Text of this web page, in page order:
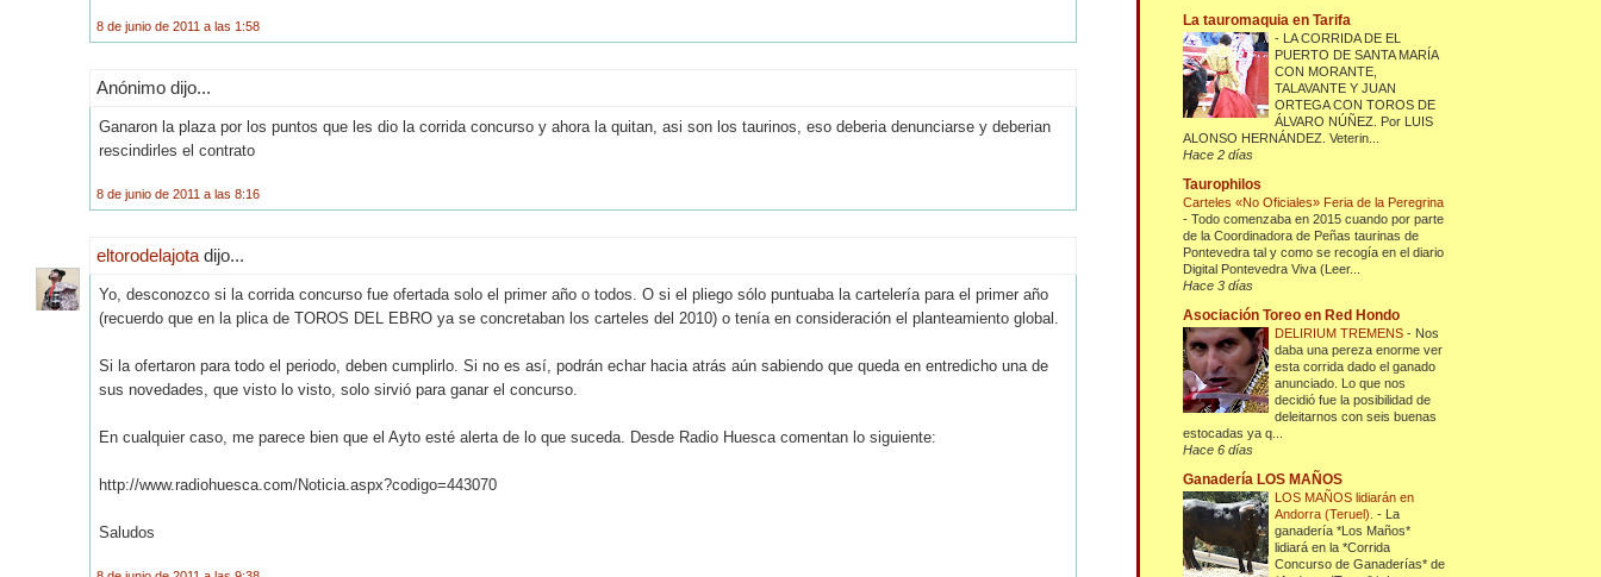
8 de junio de 2011 a las 1:58
Anónimo dijo...
Ganaron la plaza por los puntos que les dio la corrida concurso y ahora la quitan, asi son los taurinos, eso deberia denunciarse y deberian
rescindirles el contrato
8 de junio de 2011 a las 8:16
eltorodelajota dijo...
Yo, desconozco si la corrida concurso fue ofertada solo el primer año o todos. O si el pliego sólo puntuaba la cartelería para el primer año
(recuerdo que en la plica de TOROS DEL EBRO ya se concretaban los carteles del 2010) o tenía en consideración el planteamiento global.
Si la ofertaron para todo el periodo, deben cumplirlo. Si no es así, podrán echar hacia atrás aún sabiendo que queda en entredicho una de
sus novedades, que visto lo visto, solo sirvió para ganar el concurso.
En cualquier caso, me parece bien que el Ayto esté alerta de lo que suceda. Desde Radio Huesca comentan lo siguiente:
http://www.radiohuesca.com/Noticia.aspx?codigo=443070
Saludos
La tauromaquia en Tarifa
- LA CORRIDA DE EL
PUERTO DE SANTA MARÍA
CON MORANTE,
TALAVANTE Y JUAN
ORTEGA CON TOROS DE
ÁLVARO NÚÑEZ. Por LUIS
ALONSO HERNÁNDEZ. Veterin...
Hace 2 días
Taurophilos
Carteles «No Oficiales» Feria de la Peregrina
-Todo comenzaba en 2015 cuando por parte
de la Coordinadora de Peñas taurinas de
Pontevedra tal y como se recogía en el diario
Digital Pontevedra Viva (Leer...
Hace 3 días
Asociación Toreo en Red Hondo
DELIRIUM TREMENS- Nos
daba una pereza enorme ver
esta corrida dado el ganado
anunciado. Lo que nos
decidió fue la posibilidad de
deleitarnos con seis buenas
estocadas ya q...
Hace 6 días
Ganadería LOS MAÑOS
LOS MAÑOS lidiarán en
Andorra (Teruel).- La
ganadería *Los Maños*
lidiará en la *Corrida
Concurso de Ganaderías* de